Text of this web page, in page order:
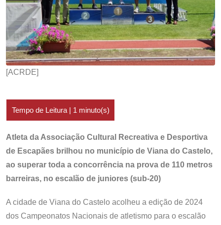
[ACRDE]
Atleta da Associação Cultural Recreativa e Desportiva
de Escapães brilhou no município de Viana do Castelo,
ao superar toda a concorrência na prova de 110 metros
barreiras, no escalão de juniores (sub-20)
A cidade de Viana do Castelo acolheu a edição de 2024
dos Campeonatos Nacionais de atletismo para o escalão